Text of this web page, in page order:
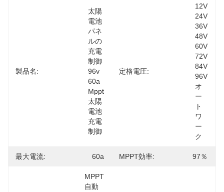
製品名:
太陽
電池
パネ
ルの
充電
制御
96v
60a
Mppt
太陽
電池
充電
制御
定格電圧:
12V
24V
36V
48V
60V
72V
84V
96V
オ
ー
ト
ワ
ー
ク
最大電流: 60a MPPT効率: 97％
MPPT
自動